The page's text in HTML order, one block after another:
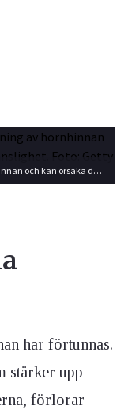
Toppig hornhinna beror på en förtunning av hornhinnan och kan orsaka dubbelseende och ljuskänslighet. Foto: Getty Images
har förtunnas.
stärker upp
förlorar